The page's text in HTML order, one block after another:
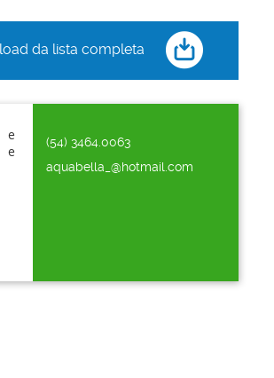
da lista completa
e
e
(54) 3464.0063
aquabella_@hotmail.com